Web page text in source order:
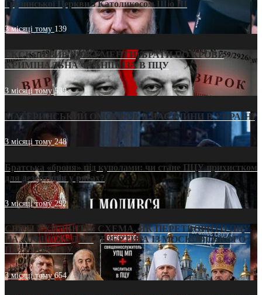
Грузинської Церкви з Католикосом Шіо III
3 місяці тому 139
ЕКСКЛЮЗИВ (ДОКУМЕНТИ)/БРАТИ ПО КРОВІ:
КРИМІНАЛЬНА ФРАНШИЗА В ПЦУ
3 місяці тому539
МАТЕРИНСЬКИЙ ОМОРФОР В ЧАС ВІЙНИ В УКРАЇНІ
3 місяці тому248
Братська «броня» під куполами: чи стане ПЦУ прихистком
для дезертирів у рясах?
3 місяці тому292
СВЯТІ УХИЛЯНТИ: СХЕМА, ЯК ПЕРЕТВОРИТИ ПЦУ
НА «ОФШОР» ДЛЯ ДЕЗЕРТИРА ІЗ МОСКОВСЬКОГО
ПАТРІАРХАТУ
3 місяці тому654